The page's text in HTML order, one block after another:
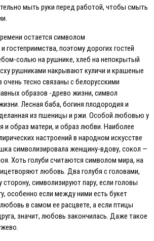
мыть руки перед работой, чтобы смыть
остается символом
гостеприимства, поэтому дорогих гостей
солью на рушнике, хлеб на непокрытый
рушниками накрывают куличи и крашеные
тесно связаны с белорусскими
образов -древо жизни, символ
Лесная баба, богиня плодородия и
из пшеницы и ржи. Особой любовью у
и образ матери, и образ любви. Наиболее
настроений в народном искусстве
символизировала женщину-вдову, сокол —
Хоть голуби считаются символом мира, на
любовь. Два голубя с головами,
символизируют пару, если головы
особенно если между ними есть букет
в самом ее расцвете, а если птицы
значит, любовь закончилась. Даже такое